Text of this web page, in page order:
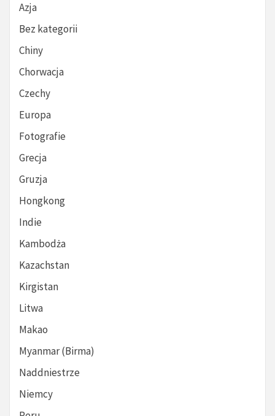
Azja
Bez kategorii
Chiny
Chorwacja
Czechy
Europa
Fotografie
Grecja
Gruzja
Hongkong
Indie
Kambodża
Kazachstan
Kirgistan
Litwa
Makao
Myanmar (Birma)
Naddniestrze
Niemcy